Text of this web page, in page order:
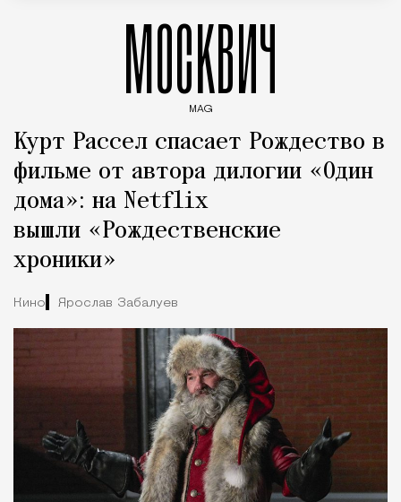
МОСКВИЧ
MAG
Курт Рассел спасает Рождество в
фильме от автора дилогии «Один
дома»: на Netflix
вышли «Рождественские
хроники»
Кино Ярослав Забалуев